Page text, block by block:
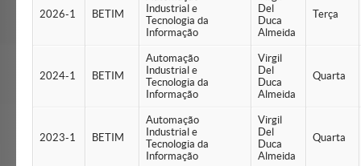
2026-1 BETIM
Industrial e
Tecnologia da
Informação
Del
Duca
Almeida
Terça
2024-1 BETIM
Automação
Industrial e
Tecnologia da
Informação
Virgil
Del
Duca
Almeida
Quarta
2023-1 BETIM
Automação
Industrial e
Tecnologia da
Informação
Virgil
Del
Duca
Almeida
Quarta